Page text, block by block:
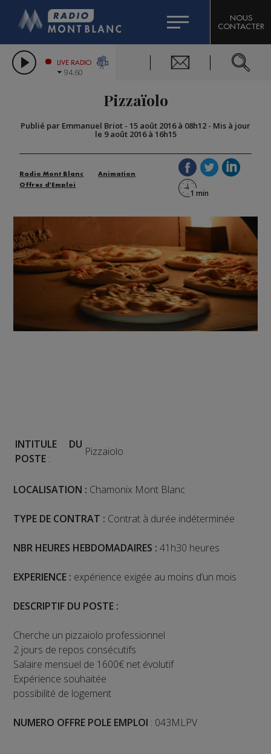
LES CHRONIQUES DE L'EXPERT
CITIZEN MACHINERY
GRAND MASSIF DOMAINES SKIABLES
BIGARD
COMPAGNIE DU MONT-BLANC
NOUS
CONTACTER
LIVE RADIO
94.60
Pizzaïolo
Publié par Emmanuel Briot - 15 août 2016 à 08h12 - Mis à jour
le 9 août 2016 à 16h15
Radio Mont Blanc
Animation
Offres d'Emploi
INTITULE DU
POSTE :
Pizzaïolo
LOCALISATION : Chamonix Mont Blanc
TYPE DE CONTRAT : Contrat à durée indéterminée
NBR HEURES HEBDOMADAIRES : 41h30 heures
EXPERIENCE : expérience exigée au moins d’un mois
DESCRIPTIF DU POSTE :
Cherche un pizzaiolo professionnel
2 jours de repos consécutifs
Salaire mensuel de 1600€ net évolutif
Expérience souhaitée
possibilité de logement
NUMERO OFFRE POLE EMPLOI : 043MLPV